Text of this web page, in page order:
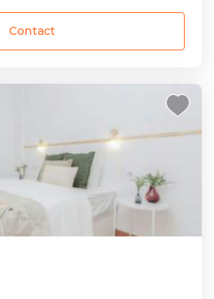
Contact